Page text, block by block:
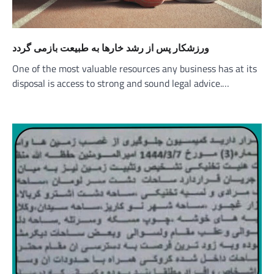
ورزشکار پس از رشد خارها به طبیعت بازمی گردد
One of the most valuable resources any business has at its
disposal is access to strong and sound legal advice.…